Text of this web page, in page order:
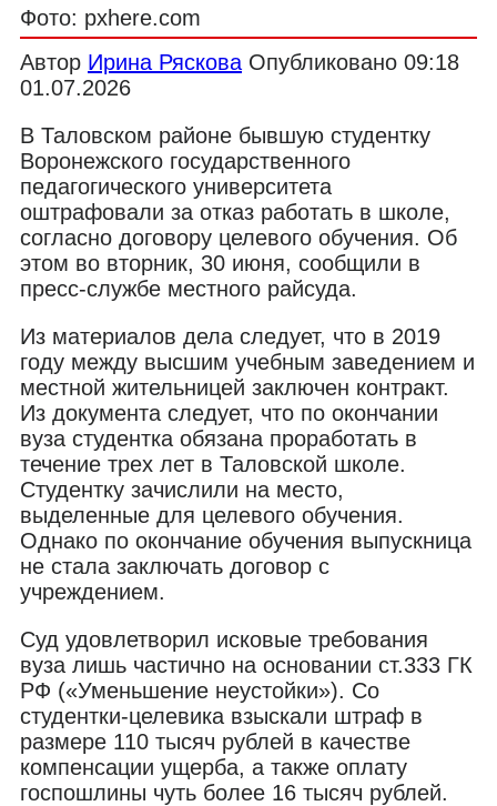
Фото: pxhere.com
Автор Ирина Ряскова Опубликовано 09:18
01.07.2026
В Таловском районе бывшую студентку
Воронежского государственного
педагогического университета
оштрафовали за отказ работать в школе,
согласно договору целевого обучения. Об
этом во вторник, 30 июня, сообщили в
пресс-службе местного райсуда.
Из материалов дела следует, что в 2019
году между высшим учебным заведением и
местной жительницей заключен контракт.
Из документа следует, что по окончании
вуза студентка обязана проработать в
течение трех лет в Таловской школе.
Студентку зачислили на место,
выделенные для целевого обучения.
Однако по окончание обучения выпускница
не стала заключать договор с
учреждением.
Суд удовлетворил исковые требования
вуза лишь частично на основании ст.333 ГК
РФ («Уменьшение неустойки»). Со
студентки-целевика взыскали штраф в
размере 110 тысяч рублей в качестве
компенсации ущерба, а также оплату
госпошлины чуть более 16 тысяч рублей.